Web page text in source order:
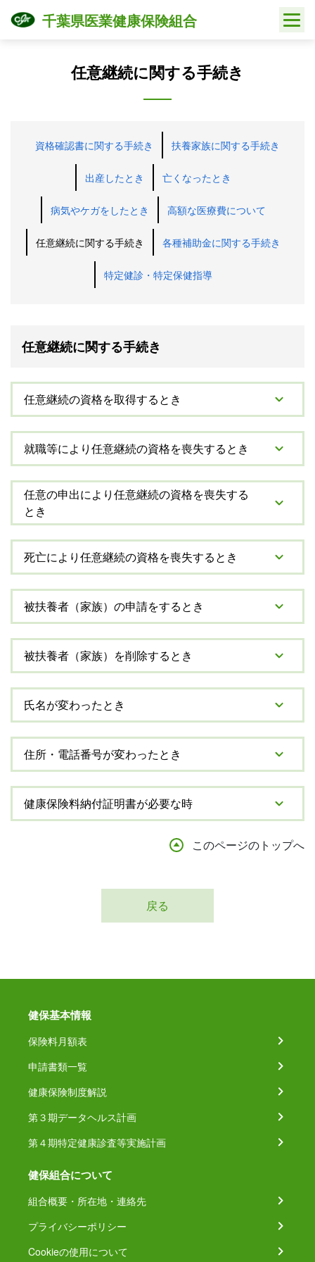
千葉県医業健康保険組合
任意継続に関する手続き
資格確認書に関する手続き 扶養家族に関する手続き
出産したとき 亡くなったとき
病気やケガをしたとき 高額な医療費について
任意継続に関する手続き 各種補助金に関する手続き
特定健診・特定保健指導
任意継続に関する手続き
任意継続の資格を取得するとき
就職等により任意継続の資格を喪失するとき
任意の申出により任意継続の資格を喪失する
とき
死亡により任意継続の資格を喪失するとき
被扶養者（家族）の申請をするとき
被扶養者（家族）を削除するとき
氏名が変わったとき
住所・電話番号が変わったとき
健康保険料納付証明書が必要な時
このページのトップへ
戻る
健保基本情報
保険料月額表
申請書類一覧
健康保険制度解説
第３期データヘルス計画
第４期特定健康診査等実施計画
健保組合について
組合概要・所在地・連絡先
プライバシーポリシー
Cookieの使用について